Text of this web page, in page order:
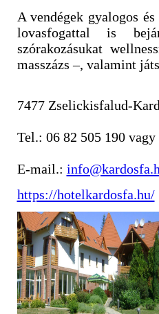
A vendégek gyalogos
lovasfogattal is
szórakozásukat
masszázs –, valamint
7477 Zselickisfalud-
Tel.: 06 82 505 190
E-mail.:
https://hotelkardosfa.hu/